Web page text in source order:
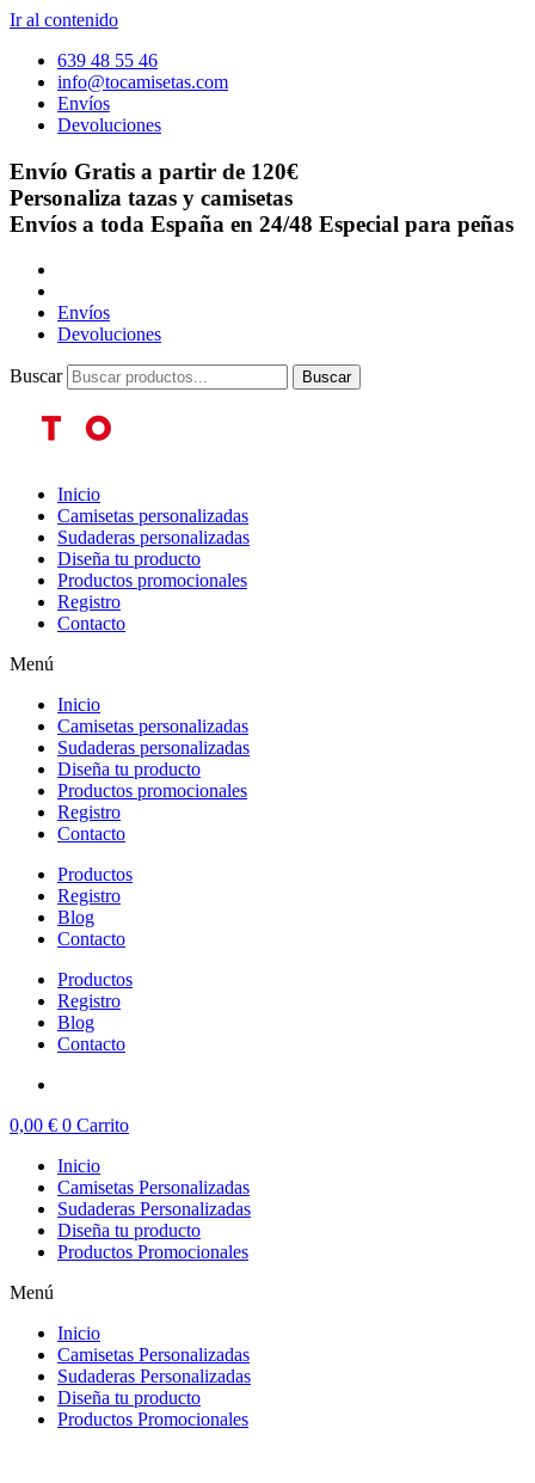
Ir al contenido
639 48 55 46
info@tocamisetas.com
Envíos
Devoluciones
Envío Gratis a partir de 120€
Personaliza tazas y camisetas
Envíos a toda España en 24/48 Especial para peñas
Envíos
Devoluciones
Buscar Buscar
Inicio
Camisetas personalizadas
Sudaderas personalizadas
Diseña tu producto
Productos promocionales
Registro
Contacto
Menú
Inicio
Camisetas personalizadas
Sudaderas personalizadas
Diseña tu producto
Productos promocionales
Registro
Contacto
Productos
Registro
Blog
Contacto
Productos
Registro
Blog
Contacto
0,00 € 0 Carrito
Inicio
Camisetas Personalizadas
Sudaderas Personalizadas
Diseña tu producto
Productos Promocionales
Menú
Inicio
Camisetas Personalizadas
Sudaderas Personalizadas
Diseña tu producto
Productos Promocionales